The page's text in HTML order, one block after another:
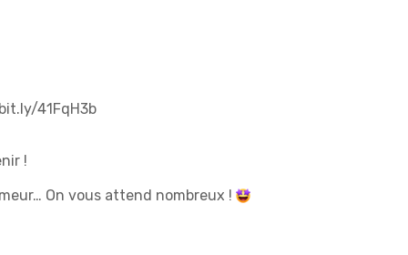
41FqH3b
!
On vous attend nombreux !